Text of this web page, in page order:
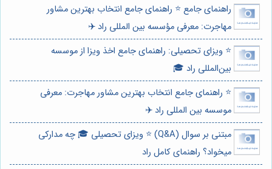
راهنمای جامع ⭐️ راهنمای جامع انتخاب بهترین مشاور
مهاجرت: معرفی مؤسسه بین المللی راد ✈️
⭐️ ویزای تحصیلی: راهنمای جامع اخذ ویزا از موسسه
بین‌المللی راد 🎓
⭐️ راهنمای جامع انتخاب بهترین مشاور مهاجرت: معرفی
موسسه بین المللی راد ✈️
مبتنی بر سوال (Q&A) ⭐️ ویزای تحصیلی 🎓 چه مدارکی
میخواد؟ راهنمای کامل راد